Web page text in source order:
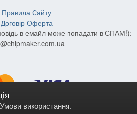
Умови використання.
Правила Сайту
Договір Оферта
в емайл може попадати в СПАМ!):